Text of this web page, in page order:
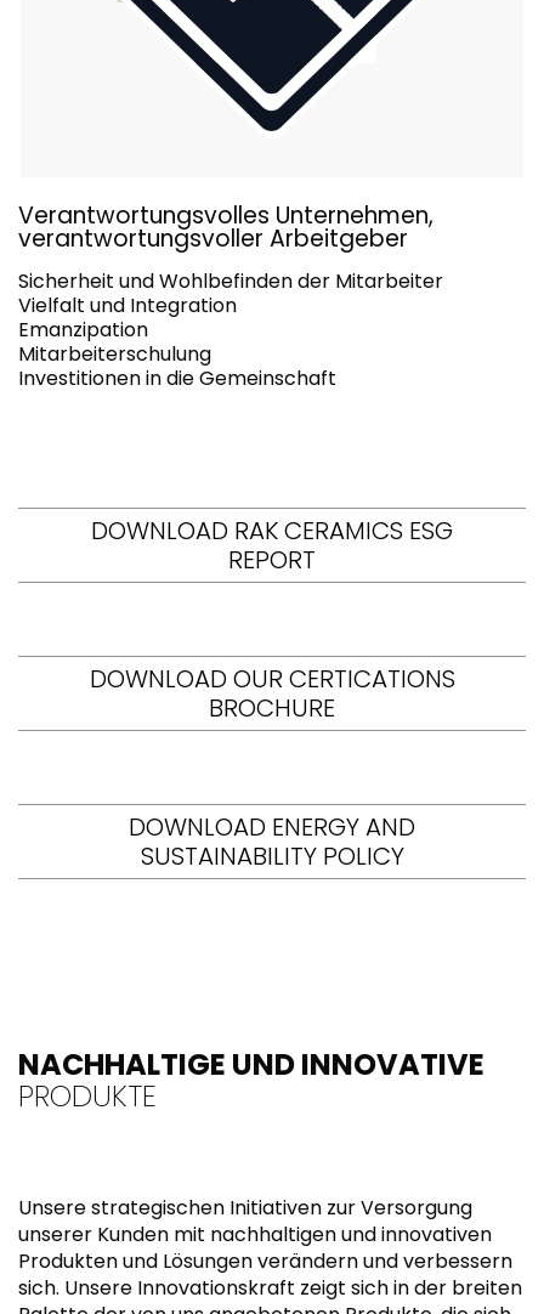
Verantwortungsvolles Unternehmen,
verantwortungsvoller Arbeitgeber
Sicherheit und Wohlbefinden der Mitarbeiter
Vielfalt und Integration
Emanzipation
Mitarbeiterschulung
Investitionen in die Gemeinschaft
DOWNLOAD RAK CERAMICS ESG
REPORT
DOWNLOAD OUR CERTICATIONS
BROCHURE
DOWNLOAD ENERGY AND
SUSTAINABILITY POLICY
NACHHALTIGE UND INNOVATIVE
PRODUKTE
Unsere strategischen Initiativen zur Versorgung
unserer Kunden mit nachhaltigen und innovativen
Produkten und Lösungen verändern und verbessern
sich. Unsere Innovationskraft zeigt sich in der breiten